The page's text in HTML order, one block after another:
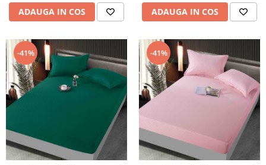
ADAUGA IN COS ADAUGA IN COS
-41% -41%